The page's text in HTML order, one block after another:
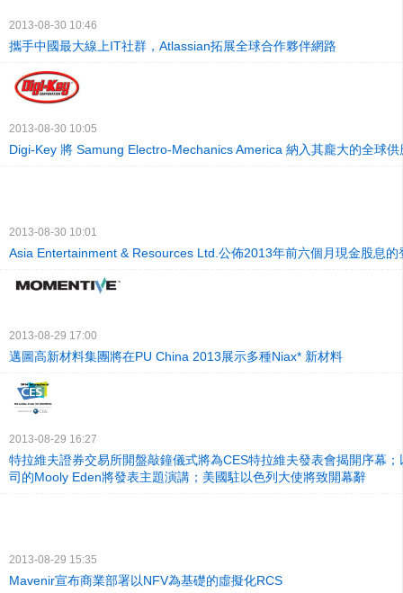
2013-08-30 10:46
攜手中國最大線上IT社群，Atlassian拓展全球合作夥伴網路
2013-08-30 10:05
Digi-Key 將 Samung Electro-Mechanics America 納入其龐大的全球供
2013-08-30 10:01
Asia Entertainment & Resources Ltd.公佈2013年前六個月現金股息的
2013-08-29 17:00
邁圖高新材料集團將在PU China 2013展示多種Niax* 新材料
2013-08-29 16:27
特拉維夫證券交易所開盤敲鐘儀式將為CES特拉維夫發表會揭開序幕
司的Mooly Eden將發表主題演講；美國駐以色列大使將致開幕辭
2013-08-29 15:35
Mavenir宣布商業部署以NFV為基礎的虛擬化RCS